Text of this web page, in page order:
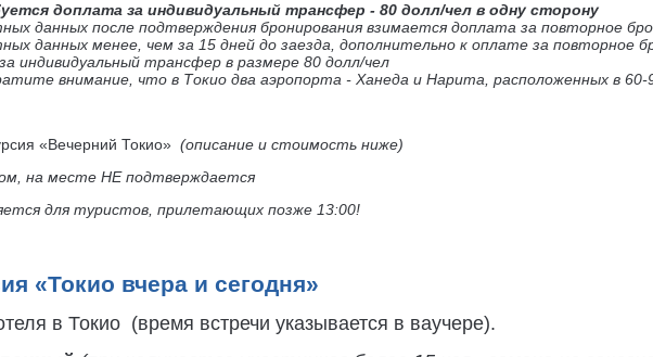
доплата за индивидуальный трансфер - 80 долл/чел в одну сторону
данных после подтверждения бронирования взимается доплата за повторное
данных менее, чем за 15 дней до заезда, дополнительно к оплате за повторное
индивидуальный трансфер в размере 80 долл/чел
внимание, что в Токио два аэропорта - Ханеда и Нарита, расположенных в
«Вечерний Токио» (описание и стоимость ниже)
на месте НЕ подтверждается
для туристов, прилетающих позже 13:00!
«Токио вчера и сегодня»
в Токио (время встречи указывается в ваучере).